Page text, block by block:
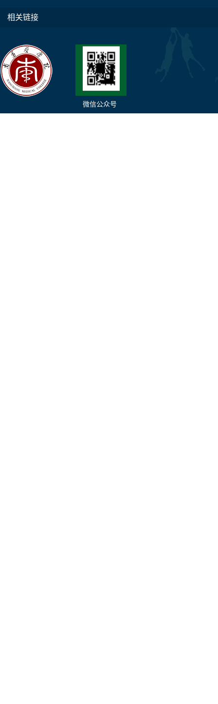
相关链接
微信公众号